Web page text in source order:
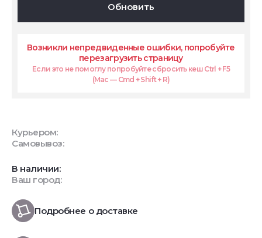
Обновить
Возникли непредвиденные ошибки, попробуйте
перезагрузить страницу
Если это не помоглу попробуйте сбросить кеш Ctrl + F5
(Mac — Cmd + Shift + R)
Курьером:
Самовывоз:
В наличии:
Ваш город:
Подробнее о доставке